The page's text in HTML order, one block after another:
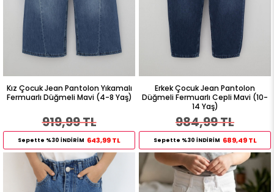
Kız Çocuk Jean Pantolon Yıkamalı
Fermuarlı Düğmeli Mavi (4-8 Yaş)
919,99 TL
Sepette %30 İNDİRİM 643,99 TL
Erkek Çocuk Jean Pantolon
Düğmeli Fermuarlı Cepli Mavi (10-
14 Yaş)
984,99 TL
Sepette %30 İNDİRİM 689,49 TL